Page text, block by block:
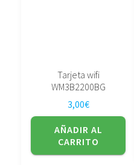
Tarjeta wifi
WM3B2200BG
3,00€
AÑADIR AL
CARRITO